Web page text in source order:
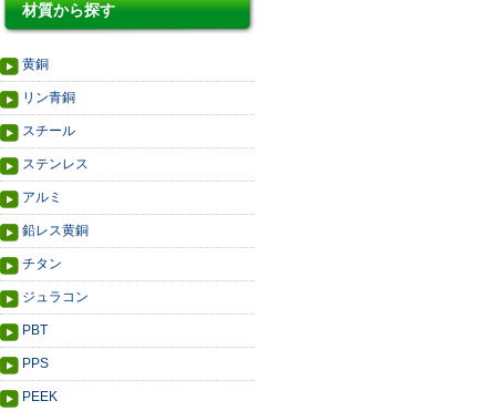
材質から探す
黄銅
リン青銅
スチール
ステンレス
アルミ
鉛レス黄銅
チタン
ジュラコン
PBT
PPS
PEEK